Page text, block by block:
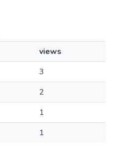
views
3
2
1
1